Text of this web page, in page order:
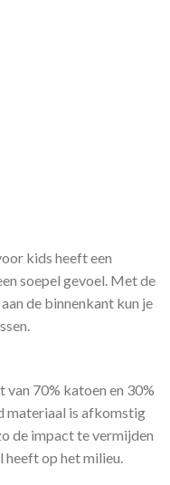
kids heeft een
soepel gevoel. Met de
de binnenkant kun je
70% katoen en 30%
materiaal is afkomstig
de impact te vermijden
op het milieu.